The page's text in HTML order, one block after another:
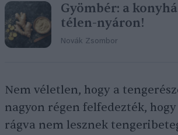
Gyömbér: a
télen-nyáron!
Novák Zsombor
Nem véletlen, hogy a
nagyon régen felfedezték,
rágva nem lesznek